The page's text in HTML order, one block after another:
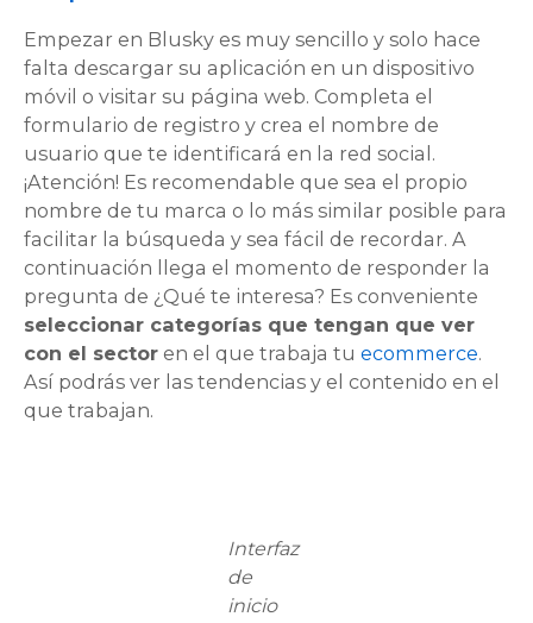
Empezar en Blusky es muy sencillo y solo hace
falta descargar su aplicación en un dispositivo
móvil o visitar su página web. Completa el
formulario de registro y crea el nombre de
usuario que te identificará en la red social.
¡Atención! Es recomendable que sea el propio
nombre de tu marca o lo más similar posible para
facilitar la búsqueda y sea fácil de recordar. A
continuación llega el momento de responder la
pregunta de ¿Qué te interesa? Es conveniente
seleccionar categorías que tengan que ver
con el sector en el que trabaja tu ecommerce.
Así podrás ver las tendencias y el contenido en el
que trabajan.
Interfaz
de
inicio